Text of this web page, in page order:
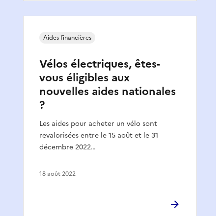
Vélos électriques, êtes-
vous éligibles aux
nouvelles aides nationales
?
Les aides pour acheter un vélo sont
revalorisées entre le 15 août et le 31
décembre 2022…
Aides financières
18 août 2022